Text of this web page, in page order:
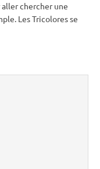
chercher une
Les Tricolores se